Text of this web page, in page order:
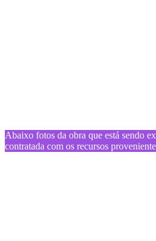
Abaixo fotos da obra que está sendo
contratada com os recursos